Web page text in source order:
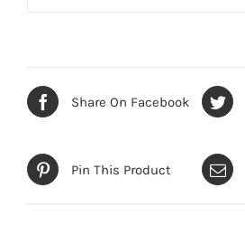
Share On Facebook
Pin This Product